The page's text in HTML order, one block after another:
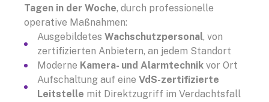
Tagen in der Woche, durch professionelle
operative Maßnahmen:
Ausgebildetes Wachschutzpersonal, von
zertifizierten Anbietern, an jedem Standort
Moderne Kamera- und Alarmtechnik vor Ort
Aufschaltung auf eine VdS-zertifizierte
Leitstelle mit Direktzugriff im Verdachtsfall